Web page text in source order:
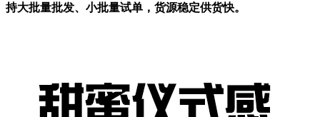
持大批量批发、小批量试单，货源稳定供货快。